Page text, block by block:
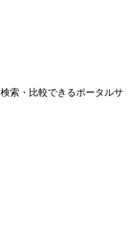
索・比較できるポータルサ